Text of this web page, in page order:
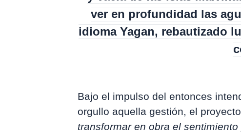
ver en profundidad las
idioma Yagan, rebautizado
Bajo el impulso del entonces
orgullo aquella gestión, el
transformar en obra el